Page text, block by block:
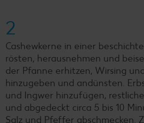
2
Cashewkerne in einer
rösten, herausnehmen und
der Pfanne erhitzen, Wirsing
hinzugeben und andünsten.
und Ingwer hinzufügen,
und abgedeckt circa 5 bis 10
Salz und Pfeffer abschmecken.